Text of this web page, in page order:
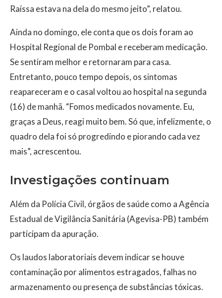
Raíssa estava na dela do mesmo jeito”, relatou.
Ainda no domingo, ele conta que os dois foram ao
Hospital Regional de Pombal e receberam medicação.
Se sentiram melhor e retornaram para casa.
Entretanto, pouco tempo depois, os sintomas
reapareceram e o casal voltou ao hospital na segunda
(16) de manhã. “Fomos medicados novamente. Eu,
graças a Deus, reagi muito bem. Só que, infelizmente, o
quadro dela foi só progredindo e piorando cada vez
mais”, acrescentou.
Investigações continuam
Além da Polícia Civil, órgãos de saúde como a Agência
Estadual de Vigilância Sanitária (Agevisa-PB) também
participam da apuração.
Os laudos laboratoriais devem indicar se houve
contaminação por alimentos estragados, falhas no
armazenamento ou presença de substâncias tóxicas.